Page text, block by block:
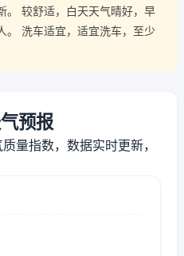
。 较舒适，白天天气晴好，早
。 洗车适宜，适宜洗车，至少
预报
量指数，数据实时更新，